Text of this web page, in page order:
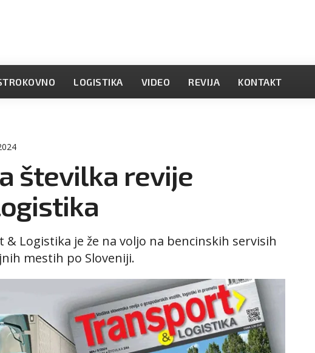
LOGISTIKA VIDEO REVIJA KONTAKT
številka revije
Logistika je že na voljo na bencinskih servisih
mestih po Sloveniji.